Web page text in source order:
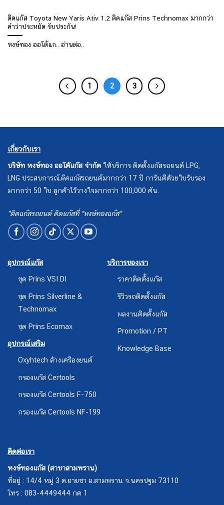
ติดแก๊ส Toyota New Yaris Ativ 1.2 ติดแก๊ส Prins Technomax มากกว่า
คำว่าประหยัด รับประกัน!
หงษ์ทอง ออโต้แก.. อ่านต่อ..
1 2 3
เกี่ยวกับเรา
บริษัท หงษ์ทอง ออโต้แก๊ส จำกัด ให้บริการ ติดตั้งแก๊สรถยนต์ LPG,
LNG ประสบการณ์ติดแก๊สรถยนต์มากกว่า 17 ปี การันตีด้วยใบรับรอง
มากกว่า 50 ใบ ลูกค้าไว้วางใจมากกว่า 100,000 คัน.
"ติดแก๊สรถยนต์ ติดแก๊สที่ "หงษ์ทองแก๊ส"
อุปกรณ์แก๊ส
ชุด Prins VSI DI
ชุด Prins Silverline &
Technomax
ชุด Prins Ecomax
อุปกรณ์เสริม
Oxyhtech ล้างเครืองยนต์
กรองแก๊ส Certools
กรองแก๊ส Certools F-750
กรองแก๊ส Certools NF-199
บริการของเรา
ราคาติดตั้งแก๊ส
รีวิวรถติดตั้งแก๊ส
ผลงานติดตั้งแก๊ส
Promotion / PT
Knowledge Base
ติดต่อเรา
หงษ์ทองแก๊ส (สาขาสามพราน)
ที่อยู่ : 14/4 หมู่ 3 ต.ยายชา อ.สามพราน จ.นครปฐม 73110
โทร : 083-4449444 กด 1